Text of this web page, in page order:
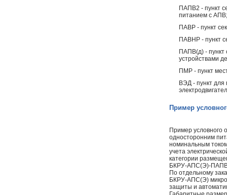
ПАПВ2 - пункт
питанием с АПВ;
ПАВР - пункт
ПАВНР - пункт
ПАПВ(д) - пункт
устройствами
ПМР - пункт
ВЭД - пункт для
Пример
Пример
односторонним
номинальным
учета
категории
БКРУ-АПС(Э)-
По отдельному
БКРУ-АПС(Э)
защиты и